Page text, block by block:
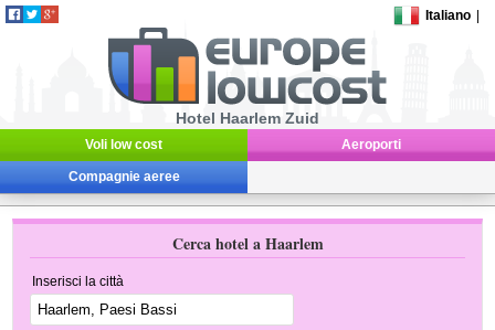
Italiano
Hotel Haarlem Zuid
Voli low cost Aeroporti
Compagnie aeree
Cerca hotel a Haarlem
Inserisci la città